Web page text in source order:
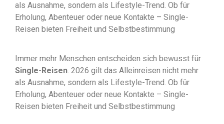
als Ausnahme, sondern als Lifestyle-Trend. Ob für
Erholung, Abenteuer oder neue Kontakte – Single-
Reisen bieten Freiheit und Selbstbestimmung
Immer mehr Menschen entscheiden sich bewusst für
Single-Reisen . 2026 gilt das Alleinreisen nicht mehr
als Ausnahme, sondern als Lifestyle-Trend. Ob für
Erholung, Abenteuer oder neue Kontakte – Single-
Reisen bieten Freiheit und Selbstbestimmung